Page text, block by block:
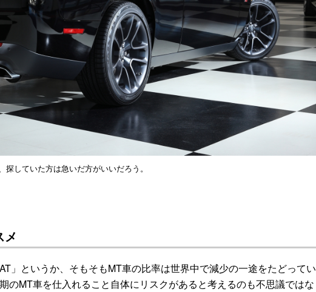
していた方は急いだ方がいいだろう。
メ
」というか、そもそもMT車の比率は世界中で減少の一途をたどってい
のMT車を仕入れること自体にリスクがあると考えるのも不思議ではな